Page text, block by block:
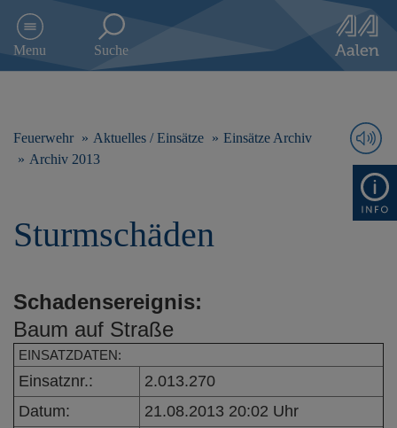
e
Menu Suche
Feuerwehr Aktuelles / Einsätze
Einsätze Archiv
Archiv 2013
Sturmschäden
Schadensereignis:
Baum auf Straße
EINSATZDATEN:
Einsatznr.:
2.013.270
Datum:
21.08.2013 20:02 Uhr